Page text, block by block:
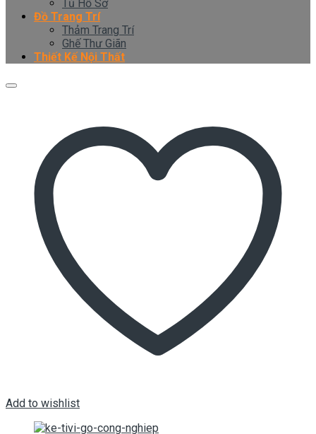
Tủ Hồ Sơ
Đồ Trang Trí
Thảm Trang Trí
Ghế Thư Giãn
Thiết Kế Nội Thất
Add to wishlist